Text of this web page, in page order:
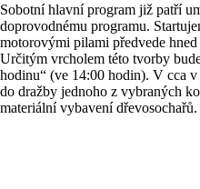
Sobotní hlavní program již patří
doprovodnému programu.
motorovými pilami předvede
Určitým vrcholem této tvorby
hodinu“ (ve 14:00 hodin). V cca
do dražby jednoho z vybraných
materiální vybavení dřevosochařů.